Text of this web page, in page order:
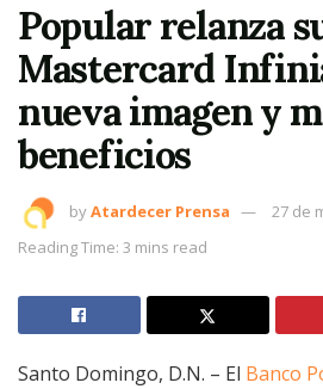
Popular relanza
Mastercard
nueva imagen y
beneficios
byAtardecer Prensa
27 de
Reading Time: 3 mins read
Santo Domingo, D.N. – El Banco